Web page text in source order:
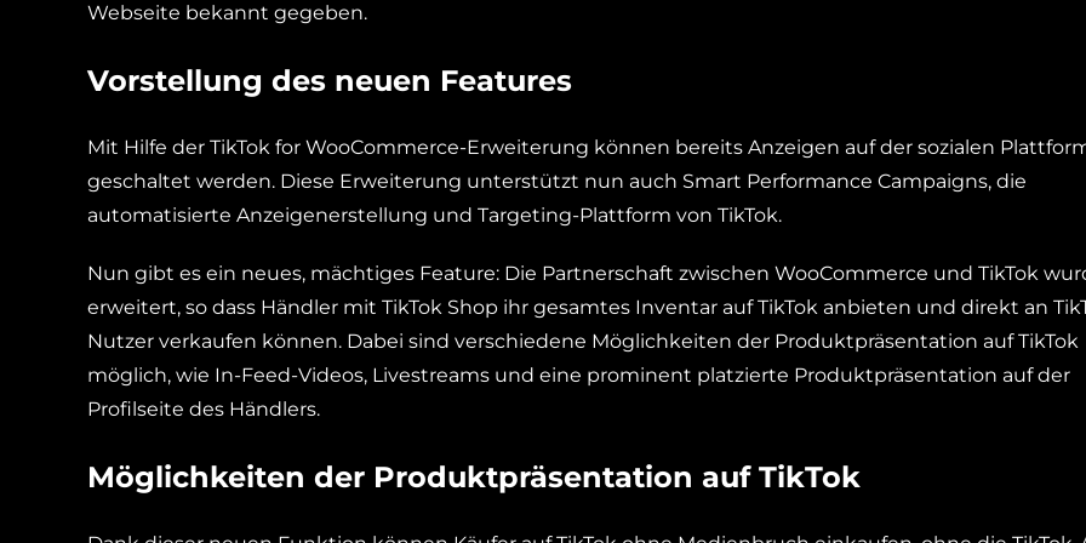
Webseite bekannt gegeben.
Vorstellung des neuen Features
Mit Hilfe der TikTok for WooCommerce-Erweiterung können bereits Anzeigen auf der sozialen
geschaltet werden. Diese Erweiterung unterstützt nun auch Smart Performance Campaigns, die
automatisierte Anzeigenerstellung und Targeting-Plattform von TikTok.
Nun gibt es ein neues, mächtiges Feature: Die Partnerschaft zwischen WooCommerce und TikTok
erweitert, so dass Händler mit TikTok Shop ihr gesamtes Inventar auf TikTok anbieten und direkt an
Nutzer verkaufen können. Dabei sind verschiedene Möglichkeiten der Produktpräsentation auf TikTok
möglich, wie In-Feed-Videos, Livestreams und eine prominent platzierte Produktpräsentation auf der
Profilseite des Händlers.
Möglichkeiten der Produktpräsentation auf TikTok